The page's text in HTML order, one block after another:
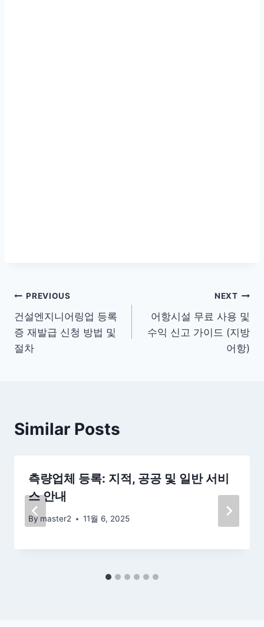
글
탐
색
PREVIOUS
건설엔지니어링업 등록
증 재발급 신청 방법 및
절차
NEXT
어항시설 무료 사용 및
수익 신고 가이드 (지방
어항)
Similar Posts
측량업체 등록: 지적, 공공 및 일반 서비
스 안내
By master2 11월 6, 2025